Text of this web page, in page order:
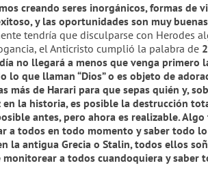
creando seres inorgánicos, formas
y las oportunidades son muy
tendría que disculparse con Herodes
el Anticristo cumplió la palabra de
día no llegará a menos que venga
lo que llaman “Dios”o es objeto de
más de Harari para que sepas quién y,
en la historia, es posible la destrucción
antes, pero ahora es realizable.
a todos en todo momento y saber todo
la antigua Grecia o Stalin, todos ellos
monitorear a todos cuandoquiera y saber